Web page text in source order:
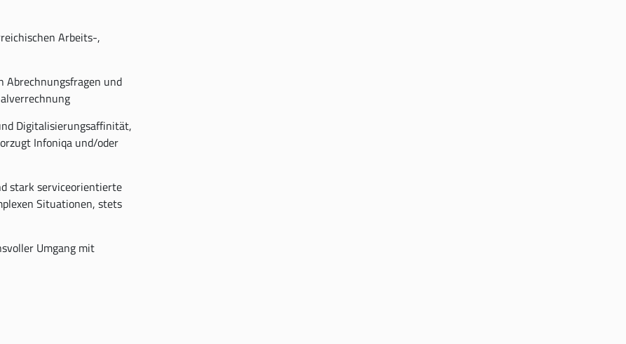
Arbeits-,
Abrechnungsfragen und
Digitalisierungsaffinität,
Infoniqa und/oder
stark serviceorientierte
Situationen, stets
Umgang mit